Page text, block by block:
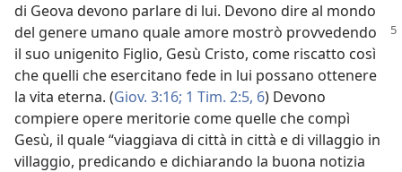
di Geova devono parlare di lui. Devono dire al mondo
del genere umano quale amore mostrò provvedendo
il suo unigenito Figlio, Gesù Cristo, come riscatto così
che quelli che esercitano fede in lui possano ottenere
la vita eterna. (Giov. 3:16; 1 Tim. 2:5, 6) Devono
compiere opere meritorie come quelle che compì
Gesù, il quale “viaggiava di città in città e di villaggio in
villaggio, predicando e dichiarando la buona notizia